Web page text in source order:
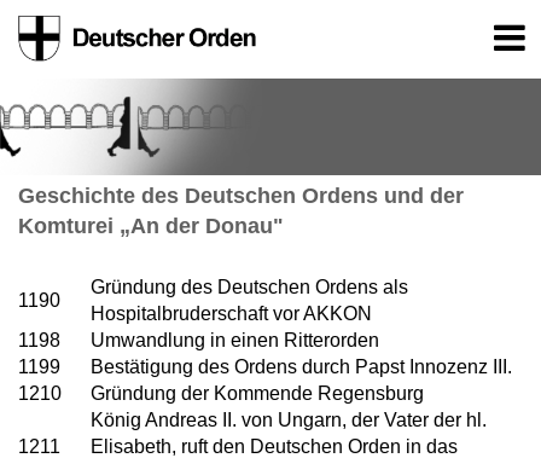
Geschichte des Deutschen Ordens und der
Komturei „An der Donau"
1190
Gründung des Deutschen Ordens als
Hospitalbruderschaft vor AKKON
1198
Umwandlung in einen Ritterorden
1199
Bestätigung des Ordens durch Papst Innozenz III.
1210
Gründung der Kommende Regensburg
1211
König Andreas II. von Ungarn, der Vater der hl.
Elisabeth, ruft den Deutschen Orden in das